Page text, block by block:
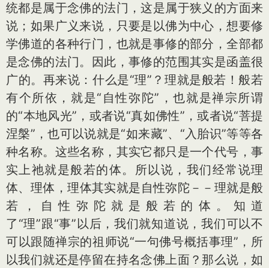
统都是属于念佛的法门，这是属于狭义的方面来
说；如果广义来说，只要是以佛为中心，想要修
学佛道的各种行门，也就是事修的部分，全部都
是念佛的法门。因此，事修的范围其实是函盖很
广的。再来说：什么是“理”？理就是般若！般若
有个所依，就是“自性弥陀”，也就是禅宗所谓
的“本地风光”，或者说“真如佛性”，或者说“菩提
涅槃”，也可以说就是“如来藏”、“入胎识”等等各
种名称。这些名称，其实它都只是一个代号，事
实上祂就是般若的体。所以说，我们经常说理
体、理体，理体其实就是自性弥陀－－理就是般
若，自性弥陀就是般若的体。知道
了“理”跟“事”以后，我们就知道说，我们可以不
可以跟随禅宗的祖师说“一句佛号概括事理”，所
以我们就还是停留在持名念佛上面？那么说，如